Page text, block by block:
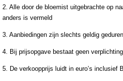
2. Alle door de bloemist uitgebrachte op
anders is vermeld
3. Aanbiedingen zijn slechts geldig
4. Bij prijsopgave bestaat geen
5. De verkoopprijs luidt in euro’s inclusief